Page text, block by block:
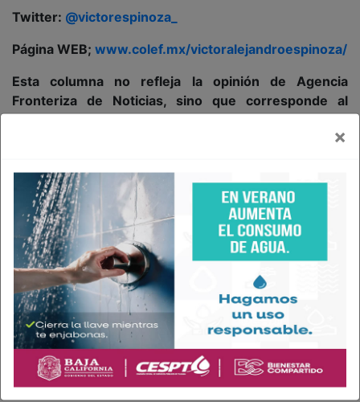
×
Twitter: @victorespinoza_
Página WEB; www.colef.mx/victoralejandroespinoza/
Esta columna no refleja la opinión de Agencia
Fronteriza de Noticias, sino que corresponde al